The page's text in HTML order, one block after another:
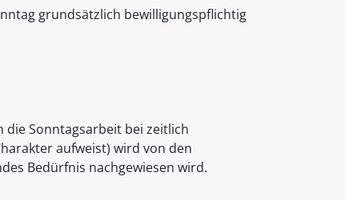
grundsätzlich bewilligungspflichtig
die Sonntagsarbeit bei zeitlich
aufweist) wird von den
Bedürfnis nachgewiesen wird.